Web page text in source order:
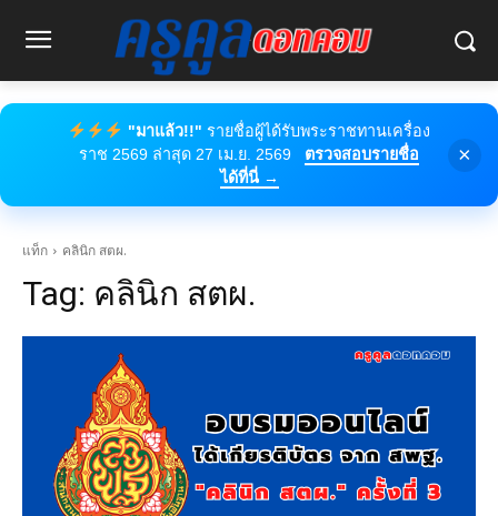
"มาแล้ว!!" รายชื่อผู้ได้รับพระราชทานเครื่อง
ราช 2569 ล่าสุด 27 เม.ย. 2569
ตรวจสอบรายชื่อ
ได้ที่นี่ →
×
แท็ก คลินิก สตผ.
Tag: คลินิก สตผ.